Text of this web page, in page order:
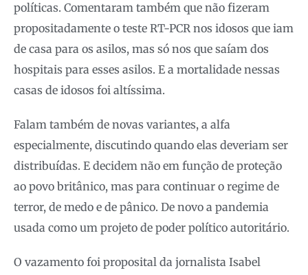
políticas. Comentaram também que não fizeram
propositadamente o teste RT-PCR nos idosos que iam
de casa para os asilos, mas só nos que saíam dos
hospitais para esses asilos. E a mortalidade nessas
casas de idosos foi altíssima.
Falam também de novas variantes, a alfa
especialmente, discutindo quando elas deveriam ser
distribuídas. E decidem não em função de proteção
ao povo britânico, mas para continuar o regime de
terror, de medo e de pânico. De novo a pandemia
usada como um projeto de poder político autoritário.
O vazamento foi proposital da jornalista Isabel